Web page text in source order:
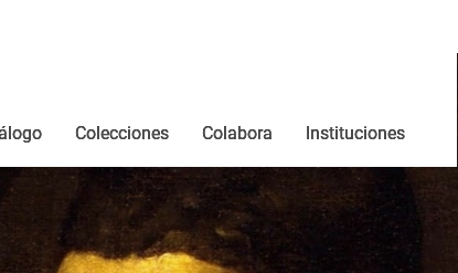
la redColecciones Colabora Instituciones